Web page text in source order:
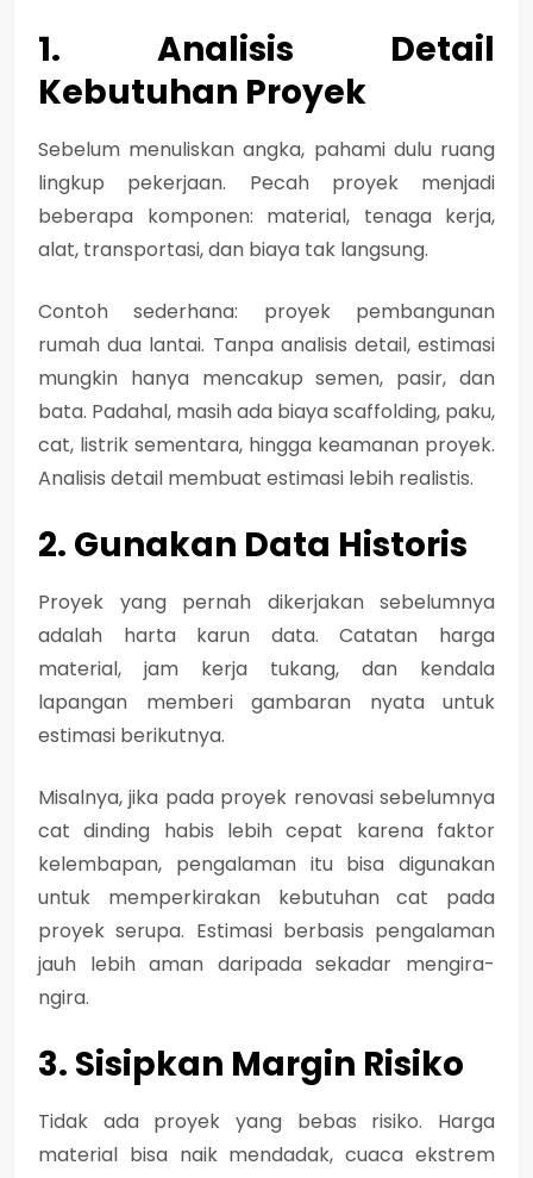
1. Analisis Detail
Kebutuhan Proyek
Sebelum menuliskan angka, pahami dulu ruang
lingkup pekerjaan. Pecah proyek menjadi
beberapa komponen: material, tenaga kerja,
alat, transportasi, dan biaya tak langsung.
Contoh sederhana: proyek pembangunan
rumah dua lantai. Tanpa analisis detail, estimasi
mungkin hanya mencakup semen, pasir, dan
bata. Padahal, masih ada biaya scaffolding, paku,
cat, listrik sementara, hingga keamanan proyek.
Analisis detail membuat estimasi lebih realistis.
2. Gunakan Data Historis
Proyek yang pernah dikerjakan sebelumnya
adalah harta karun data. Catatan harga
material, jam kerja tukang, dan kendala
lapangan memberi gambaran nyata untuk
estimasi berikutnya.
Misalnya, jika pada proyek renovasi sebelumnya
cat dinding habis lebih cepat karena faktor
kelembapan, pengalaman itu bisa digunakan
untuk memperkirakan kebutuhan cat pada
proyek serupa. Estimasi berbasis pengalaman
jauh lebih aman daripada sekadar mengira-
ngira.
3. Sisipkan Margin Risiko
Tidak ada proyek yang bebas risiko. Harga
material bisa naik mendadak, cuaca ekstrem